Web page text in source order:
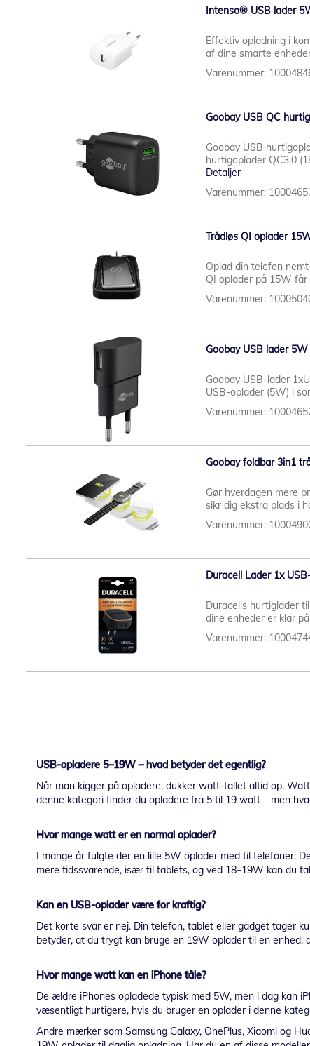
Intenso® USB lader
Effektiv opladning i
af dine smarte
Varenummer:
Goobay USB QC
Goobay USB
hurtigoplader QC3.0
Detaljer
Varenummer:
Trådløs QI oplader
Oplad din telefon
QI oplader på 15W
Varenummer:
Goobay USB lader
Goobay USB-lader
USB-oplader (5W) i
Varenummer:
Goobay foldbar 3in1
Gør hverdagen mere
sikr dig ekstra plads i
Varenummer:
Duracell Lader 1x
Duracells hurtiglader
dine enheder er klar
Varenummer:
USB-opladere 5–19W – hvad betyder det egentlig?
Når man kigger på opladere, dukker watt-tallet altid op.
denne kategori finder du opladere fra 5 til 19 watt – men
Hvor mange watt er en normal oplader?
I mange år fulgte der en lille 5W oplader med til telefoner.
mere tidssvarende, især til tablets, og ved 18–19W kan du
Kan en USB-oplader være for kraftig?
Det korte svar er nej. Din telefon, tablet eller gadget tager
betyder, at du trygt kan bruge en 19W oplader til en enhed,
Hvor mange watt kan en iPhone tåle?
De ældre iPhones opladede typisk med 5W, men i dag kan
væsentligt hurtigere, hvis du bruger en oplader i denne
Andre mærker som Samsung Galaxy, OnePlus, Xiaomi og